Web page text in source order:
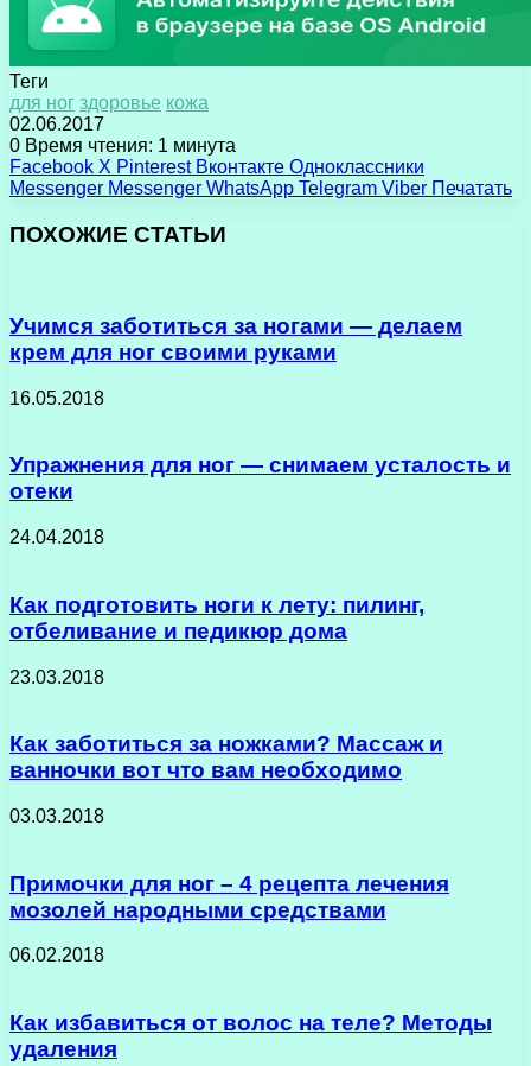
Теги
для ног здоровье кожа
02.06.2017
0 Время чтения: 1 минута
Facebook X Pinterest Вконтакте Одноклассники
Messenger Messenger WhatsApp Telegram Viber Печатать
ПОХОЖИЕ СТАТЬИ
Учимся заботиться за ногами — делаем
крем для ног своими руками
16.05.2018
Упражнения для ног — снимаем усталость и
отеки
24.04.2018
Как подготовить ноги к лету: пилинг,
отбеливание и педикюр дома
23.03.2018
Как заботиться за ножками? Массаж и
ванночки вот что вам необходимо
03.03.2018
Примочки для ног – 4 рецепта лечения
мозолей народными средствами
06.02.2018
Как избавиться от волос на теле? Методы
удаления